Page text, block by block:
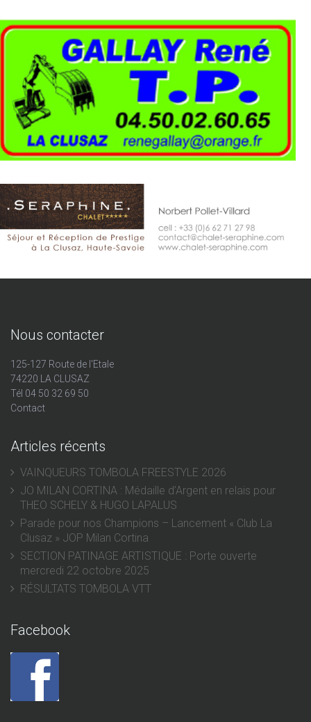
Nous contacter
125-127 Route de l'Etale
74220 LA CLUSAZ
Tél 04 50 32 69 50
Contact
Articles récents
VAINQUEURS TOMBOLA FREESTYLE 2026
JO MILAN CORTINA : Médaille d’Argent en relais pour
THEO SCHELY & HUGO LAPALUS
Parade pour nos Champions – Lancement « Club La
Clusaz » JOP Milan Cortina
SECTION PATINAGE ARTISTIQUE : Porte ouverte
mercredi 22 octobre 2025
RÉSULTATS TOMBOLA VTT
Facebook